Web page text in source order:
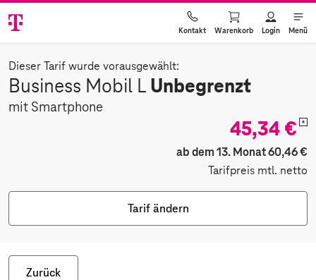
Kontakt Warenkorb Login Menü
Dieser Tarif wurde vorausgewählt:
Business Mobil L Unbegrenzt
mit Smartphone
45,34 € *
ab dem 13. Monat 60,46 €
Tarifpreis mtl. netto
Tarif ändern
Zurück